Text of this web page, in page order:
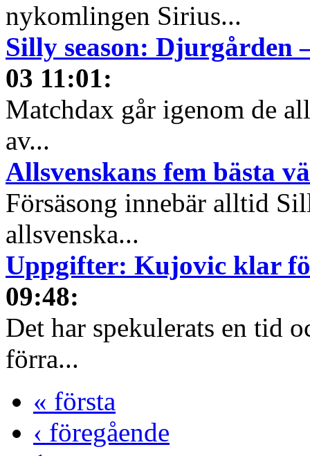
nykomlingen Sirius...
Silly season: Djurgården
03 11:01:
Matchdax går igenom de
av...
Allsvenskans fem bästa
Försäsong innebär alltid
allsvenska...
Uppgifter: Kujovic klar
09:48:
Det har spekulerats en tid
förra...
« första
‹ föregående